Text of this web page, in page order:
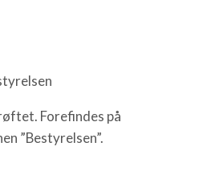
Forefindes på
”Bestyrelsen”.